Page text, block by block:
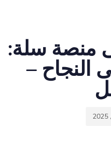
منصة سلة:
النجاح –